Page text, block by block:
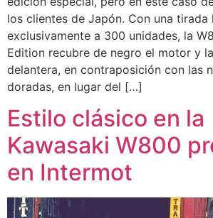
los clientes de Japón. Con una tirada
exclusivamente a 300 unidades, la
Edition recubre de negro el motor y
delantera, en contraposición con las
doradas, en lugar del […]
Estilo clásico en la
Kawasaki W800
en Intermot